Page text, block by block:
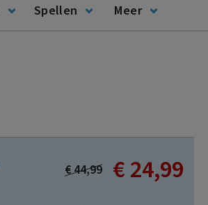
Spellen Meer
Special
€ 24,99
€ 44,99